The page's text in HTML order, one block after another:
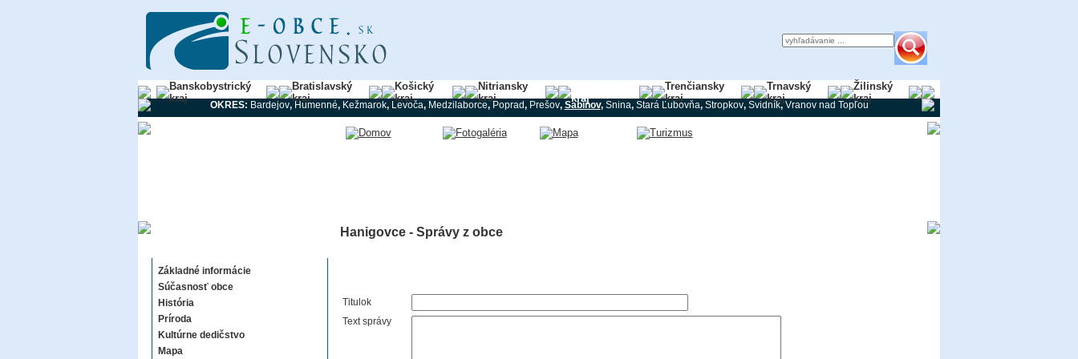
Banskobystrický
kraj
Bratislavský
kraj
Košický
kraj
Nitriansky
kraj
kraj
Trenčiansky
kraj
Trnavský
kraj
Žilinský
kraj
OKRES: Bardejov,Humenné, Kežmarok, Levoča, Medzilaborce,Poprad, Prešov, Sabinov, Snina, Stará Ľubovňa, Stropkov, Svidník,Vranov nad Topľou
Základné informácie
Súčasnosť obce
História
Príroda
Kultúrne dedičstvo
Mapa
Hanigovce - Správy z obce
Titulok
Text správy